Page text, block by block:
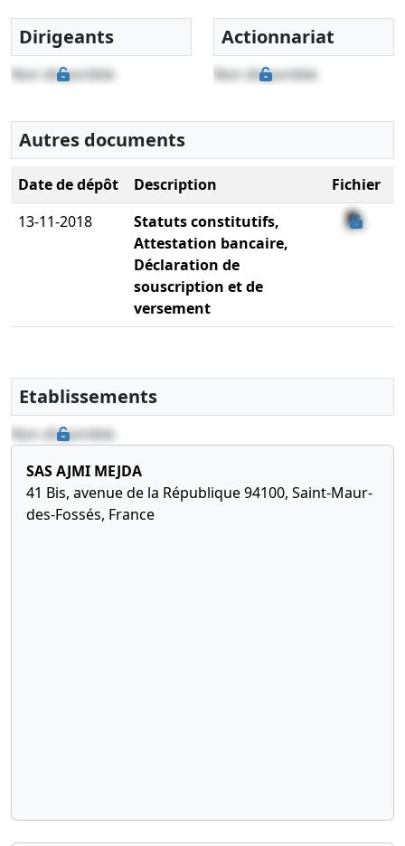
Dirigeants
Non disponible
Actionnariat
Non disponible
Autres documents
Date de dépôt Description
Fichier
13-11-2018
Statuts constitutifs,
Attestation bancaire,
Déclaration de
souscription et de
versement
Etablissements
Non disponible
SAS AJMI MEJDA
41 Bis, avenue de la République 94100, Saint-Maur-
des-Fossés, France